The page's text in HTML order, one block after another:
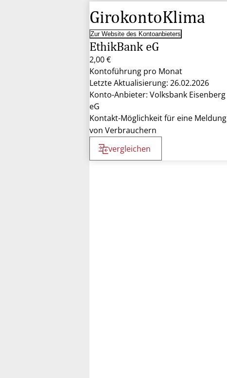
GirokontoKlima
Zur Website des Kontoanbieters
EthikBank eG
2,00 €
Kontoführung pro Monat
Letzte Aktualisierung: 26.02.2026
Konto-Anbieter: Volksbank Eisenberg
eG
Kontakt-Möglichkeit für eine Meldung
von Verbrauchern
vergleichen